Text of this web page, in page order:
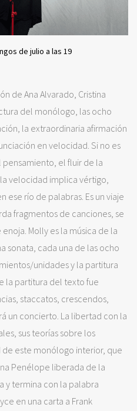
de julio a las 19
de Ana Alvarado, Cristina
del monólogo, las ocho
la extraordinaria afirmación
en velocidad. Si no es
el fluir de la
velocidad implica vértigo,
ese río de palabras. Es un viaje
fragmentos de canciones, se
Molly es la música de la
sonata, cada una de las ocho
unidades y la partitura
la partitura del texto fue
staccatos, crescendos,
un concierto. La libertad con la
sus teorías sobre los
este monólogo interior, que
Penélope liberada de la
y termina con la palabra
en una carta a Frank